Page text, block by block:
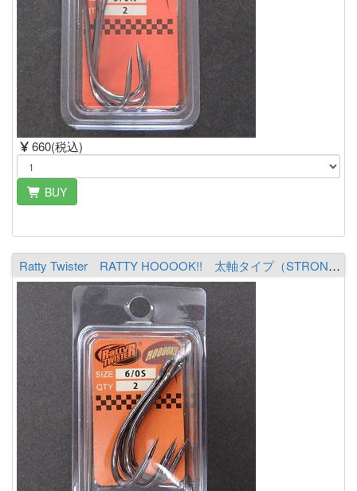
660(税込)
BUY
Ratty Twister RATTY HOOOOK!! 太軸タイプ（STRONG） 6/0S